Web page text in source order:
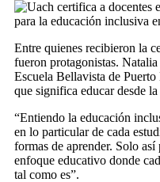
Entre quienes recibieron la
fueron protagonistas.
Escuela Bellavista de
que significa educar desde
“Entiendo la educación
en lo particular de cada
formas de aprender. Solo
enfoque educativo donde
tal como es”.